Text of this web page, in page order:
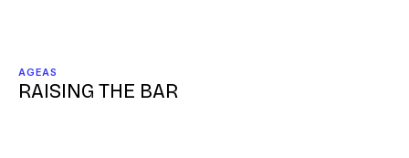
AGEAS
RAISING THE BAR